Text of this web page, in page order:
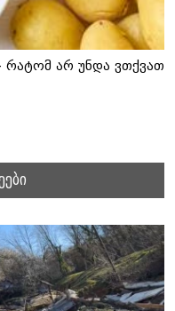
რატომ არ უნდა ვთქვათ